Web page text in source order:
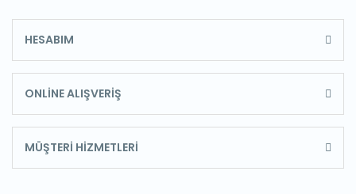
HESABIM
ONLİNE ALIŞVERİŞ
MÜŞTERİ HİZMETLERİ